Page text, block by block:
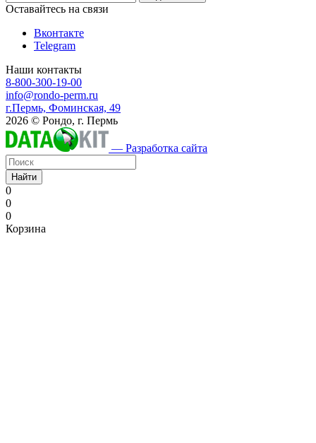
Оставайтесь на связи
Вконтакте
Telegram
Наши контакты
8-800-300-19-00
info@rondo-perm.ru
г.Пермь, Фоминская, 49
2026 © Рондо, г. Пермь
— Разработка сайта
Найти
0
0
0
Корзина